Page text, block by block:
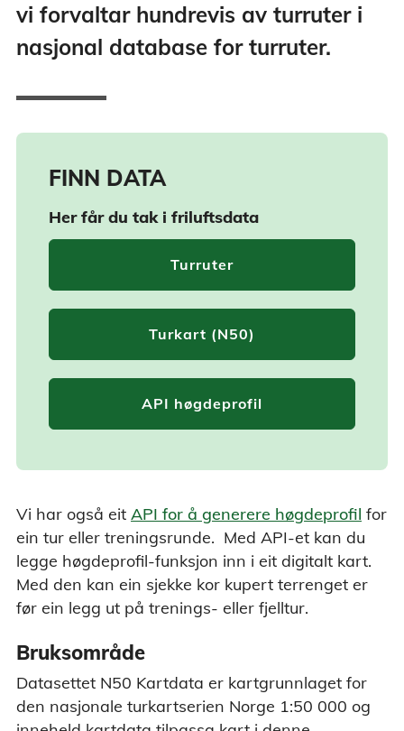
vi forvaltar hundrevis av turruter i
nasjonal database for turruter.
FINN DATA
Her får du tak i friluftsdata
Turruter
Turkart (N50)
API høgdeprofil
Vi har også eit API for å generere høgdeprofil for
ein tur eller treningsrunde. Med API-et kan du
legge høgdeprofil-funksjon inn i eit digitalt kart.
Med den kan ein sjekke kor kupert terrenget er
før ein legg ut på trenings- eller fjelltur.
Bruksområde
Datasettet N50 Kartdata er kartgrunnlaget for
den nasjonale turkartserien Norge 1:50 000 og